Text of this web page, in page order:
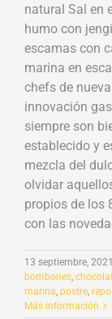
natural Sal en
humo con
escamas con
marina en
chefs de
innovación
siempre son
establecido y
mezcla del
olvidar
propios de los
con las
13 septiembre, 2021
bombones
marina postre
Más información